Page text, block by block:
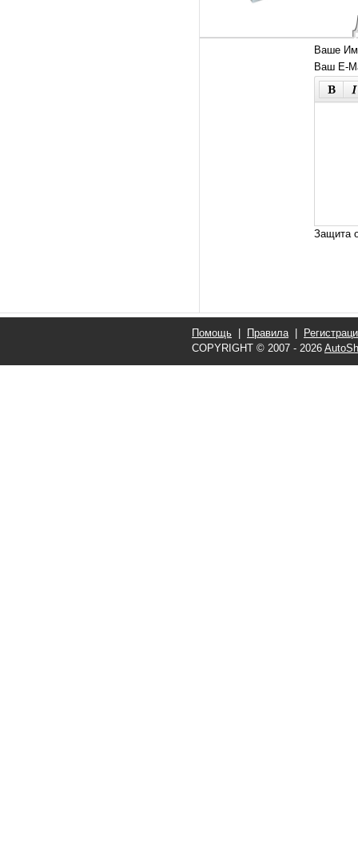
Ваше
Ваш E-
Защита
Помощь Правила|
COPYRIGHT © 2007 - 2026